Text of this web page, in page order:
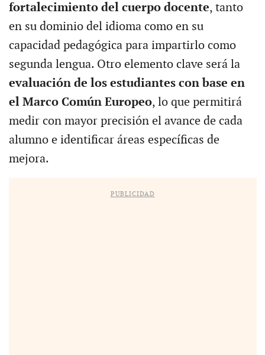
fortalecimiento del cuerpo docente, tanto
en su dominio del idioma como en su
capacidad pedagógica para impartirlo como
segunda lengua. Otro elemento clave será la
evaluación de los estudiantes con base en
el Marco Común Europeo, lo que permitirá
medir con mayor precisión el avance de cada
alumno e identificar áreas específicas de
mejora.
PUBLICIDAD